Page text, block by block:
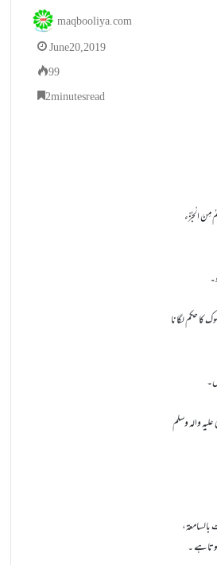
مِنَ الْجُزْء
کا حکم لگانا
والہ وسلم
۔
maqbooliya.com
June 20, 2019
99
2 minutes read